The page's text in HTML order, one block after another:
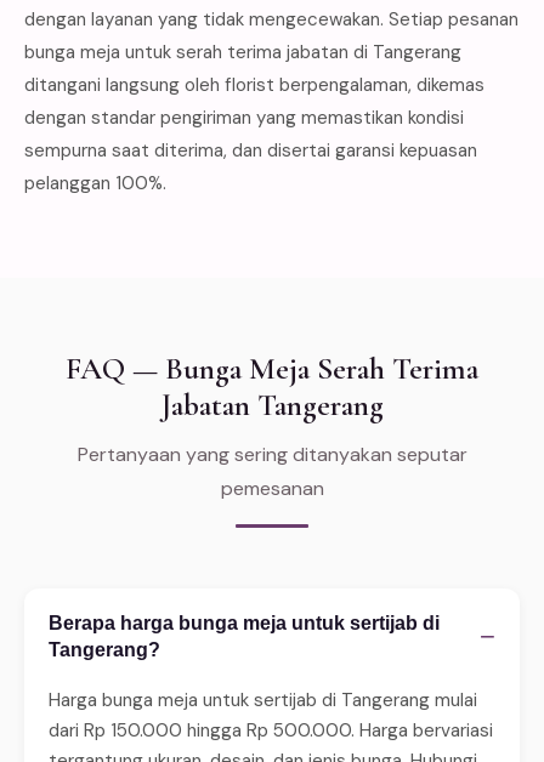
dengan layanan yang tidak mengecewakan. Setiap pesanan
bunga meja untuk serah terima jabatan di Tangerang
ditangani langsung oleh florist berpengalaman, dikemas
dengan standar pengiriman yang memastikan kondisi
sempurna saat diterima, dan disertai garansi kepuasan
pelanggan 100%.
FAQ — Bunga Meja Serah Terima
Jabatan Tangerang
Pertanyaan yang sering ditanyakan seputar
pemesanan
Berapa harga bunga meja untuk sertijab di
Tangerang?
−
Harga bunga meja untuk sertijab di Tangerang mulai
dari Rp 150.000 hingga Rp 500.000. Harga bervariasi